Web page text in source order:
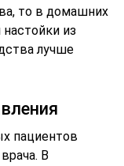
то в домашних
из
лучше
пациентов
В